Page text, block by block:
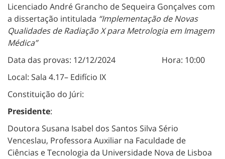
Licenciado André Grancho de Sequeira Gonçalves com
a dissertação intitulada “Implementação de Novas
Qualidades de Radiação X para Metrologia em Imagem
Médica”
Data das provas: 12/12/2024 Hora: 10:00
Local: Sala 4.17– Edifício IX
Constituição do Júri:
Presidente:
Doutora Susana Isabel dos Santos Silva Sério
Venceslau, Professora Auxiliar na Faculdade de
Ciências e Tecnologia da Universidade Nova de Lisboa